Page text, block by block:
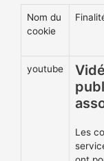
Nom du
cookie
youtube
Les